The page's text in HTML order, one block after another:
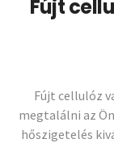
Fújt
Fújt cellulóz
megtalálni az
hőszigetelés